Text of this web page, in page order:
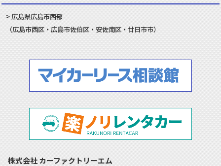
広島県広島市西部
（広島市西区・ 広島市佐伯区・ 安佐南区・ 廿日市市）
株式会社 カーファクトリーエム